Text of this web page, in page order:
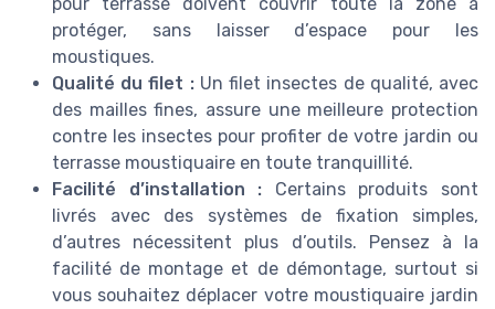
protéger, sans laisser d’espace pour les
moustiques.
Qualité du filet :Un filet insectes de qualité, avec
des mailles fines, assure une meilleure protection
contre les insectes pour profiter de votre jardin ou
terrasse moustiquaire en toute tranquillité.
Facilité d’installation : Certains produits sont
livrés avec des systèmes de fixation simples,
d’autres nécessitent plus d’outils. Pensez à la
facilité de montage et de démontage, surtout si
vous souhaitez déplacer votre moustiquaire jardin